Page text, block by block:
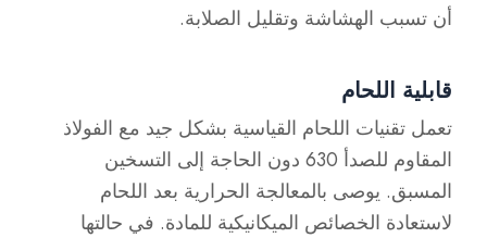
أن تسبب الهشاشة وتقليل الصلابة.
قابلية اللحام
تعمل تقنيات اللحام القياسية بشكل جيد مع الفولاذ
المقاوم للصدأ 630 دون الحاجة إلى التسخين
المسبق. يوصى بالمعالجة الحرارية بعد اللحام
لاستعادة الخصائص الميكانيكية للمادة. في حالتها